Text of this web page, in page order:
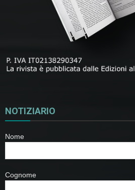
NOTIZIARIO
Nome
Cognome